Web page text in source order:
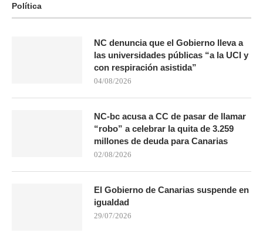
Política
NC denuncia que el Gobierno lleva a
las universidades públicas “a la UCI y
con respiración asistida”
04/08/2026
NC-bc acusa a CC de pasar de llamar
“robo” a celebrar la quita de 3.259
millones de deuda para Canarias
02/08/2026
El Gobierno de Canarias suspende en
igualdad
29/07/2026